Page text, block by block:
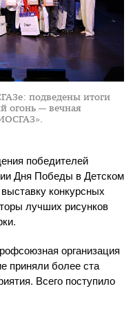
подведены итоги
огонь — вечная
победителей
Дня Победы в Детском
конкурсных
лучших рисунков
организация
приняли более ста
Всего поступило